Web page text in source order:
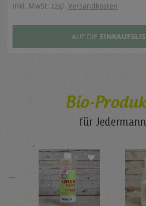
inkl. MwSt. zzgl. Versandkosten
AUF DIE
Bio-
für Jedermann
←